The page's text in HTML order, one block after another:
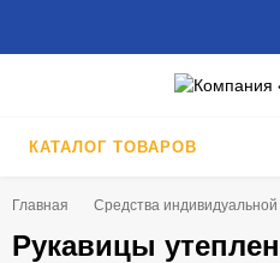
КАТАЛОГ ТОВАРОВ
Главная Средства
Рукавицы